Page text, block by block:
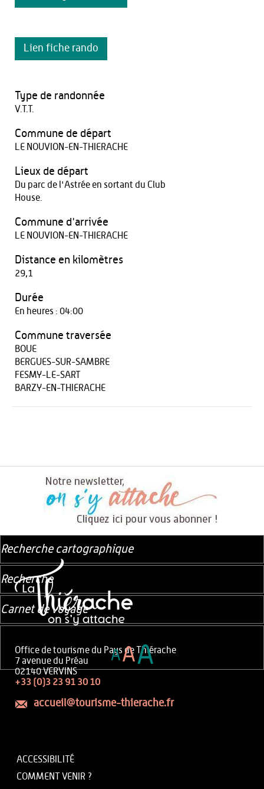
Lien fiche rando
Type de randonnée
V.T.T.
Commune de départ
LE NOUVION-EN-THIERACHE
Lieux de départ
Du parc de l'Astrée en sortant du Club
House.
Commune d'arrivée
LE NOUVION-EN-THIERACHE
Distance en kilomètres
29,1
Durée
En heures : 04:00
Commune traversée
BOUE
BERGUES-SUR-SAMBRE
FESMY-LE-SART
BARZY-EN-THIERACHE
Office de tourisme du Pays de Thiérache
7 avenue du Préau
02140 VERVINS
+33 (0)3 23 91 30 10
accueil@tourisme-thierache.fr
ACCESSIBILITÉ
COMMENT VENIR ?
Recherche cartographique
Recherche
Carnet de voyage
AAA